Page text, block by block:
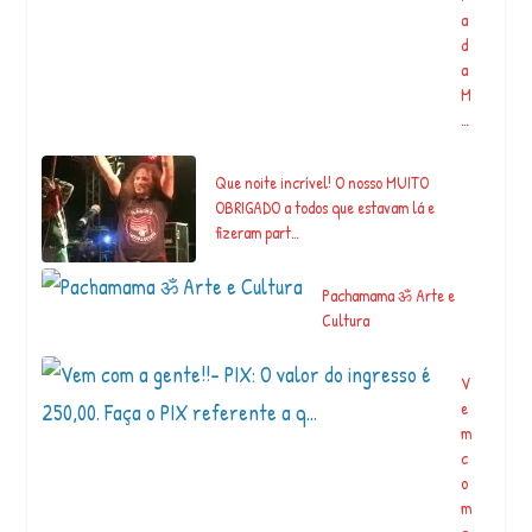
a
d
a
M
…
Que noite incrível! O nosso MUITO
OBRIGADO a todos que estavam lá e
fizeram part…
Pachamama ॐ Arte e
Cultura
V
e
m
c
o
m